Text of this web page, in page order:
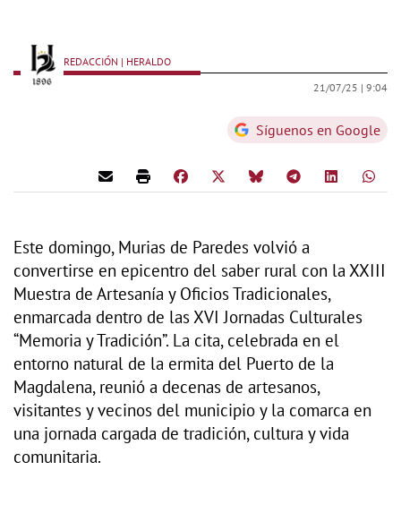
REDACCIÓN | HERALDO
21/07/25 | 9:04
Síguenos en Google
Este domingo, Murias de Paredes volvió a
convertirse en epicentro del saber rural con la XXIII
Muestra de Artesanía y Oficios Tradicionales,
enmarcada dentro de las XVI Jornadas Culturales
“Memoria y Tradición”. La cita, celebrada en el
entorno natural de la ermita del Puerto de la
Magdalena, reunió a decenas de artesanos,
visitantes y vecinos del municipio y la comarca en
una jornada cargada de tradición, cultura y vida
comunitaria.